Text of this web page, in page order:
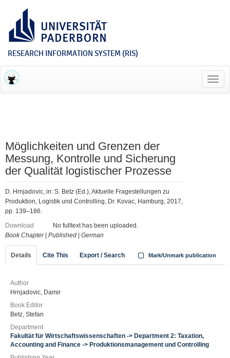
RESEARCH INFORMATION SYSTEM (RIS)
Möglichkeiten und Grenzen der
Messung, Kontrolle und Sicherung
der Qualität logistischer Prozesse
D. Hrnjadovic, in: S. Betz (Ed.), Aktuelle Fragestellungen zu
Produktion, Logistik und Controlling, Dr. Kovac, Hamburg, 2017,
pp. 139–186.
Download
No fulltext has been uploaded.
Book Chapter| Published German
Details Cite This Export / Search Mark/Unmark publication
Author
Hrnjadovic, Damir
Book Editor
Betz, Stefan
Department
Fakultät für Wirtschaftswissenschaften -> Department 2: Taxation,
Accounting and Finance -> Produktionsmanagement und Controlling